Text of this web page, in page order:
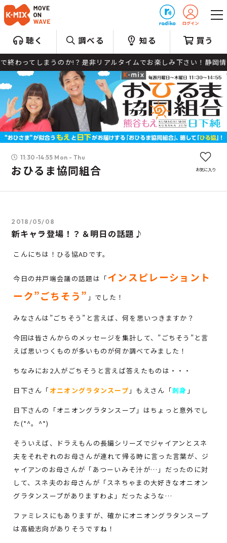
聴く 調べる 知る 買う
のか!？是非リアルタイムでお楽しみ下さい！静岡情報も
11:30-14:55 Mon - Thu
おひるま協同組合 お気に入り
2018/05/08
新キャラ登場！？＆明日の話題♪
こんにちは！ひる協ADです。
今日の井戸端会議の話題は「インスピレーショント
ーク”ごちそう” 」でした！
みなさんは”ごちそう”と言えば、何を思いつきますか？
今回は皆さんからのメッセージを集計して、”ごちそう”と言
えば思いつくものが多いものが何か調べてみました！
ちなみにお2人がごちそうと言えば答えたものは・・・
日下さん「オニオングラタンスープ 」もえさん「刺身 」
日下さんの「オニオングラタンスープ」はちょっと意外でし
た(*^。^*)
そういえば、ドラえもんの長編シリーズでジャイアンとスネ
夫をそれぞれのお母さんが連れて帰る時に言った言葉が、ジ
ャイアンのお母さんが「あつーいみそ汁が…」だったのに対
して、スネ夫のお母さんが「スネちゃまの大好きなオニオン
グラタンスープがありますわよ」だったような…
ファミレスにもありますが、確かにオニオングラタンスープ
は高級志向がありそうですね！